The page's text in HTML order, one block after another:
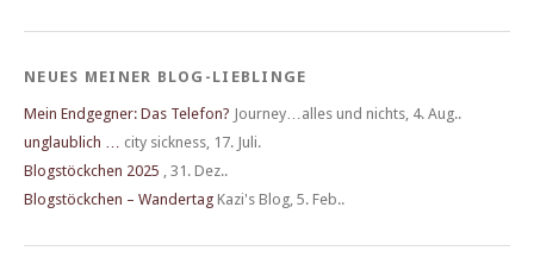
NEUES MEINER BLOG-LIEBLINGE
Mein Endgegner: Das Telefon? Journey…alles und nichts 4. Aug..
unglaublich …
city sickness 17. Juli.
Blogstöckchen 2025
31. Dez..
Blogstöckchen – Wandertag Kazi's Blog 5. Feb..